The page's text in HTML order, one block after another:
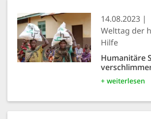
14.08.2023
Welttag der
Hilfe
Humanitäre
+ weiterlesen